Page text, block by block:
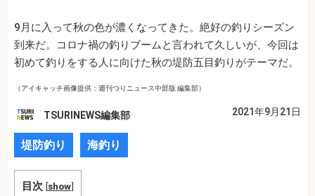
9月に入って秋の色が濃くなってきた。絶好の釣りシーズン
到来だ。コロナ禍の釣りブームと言われて久しいが、今回は
初めて釣りをする人に向けた秋の堤防五目釣りがテーマだ。
（アイキャッチ画像提供：週刊つりニュース中部版 編集部）
TSURINEWS編集部 2021年9月21日
堤防釣り 海釣り
目次 [show]